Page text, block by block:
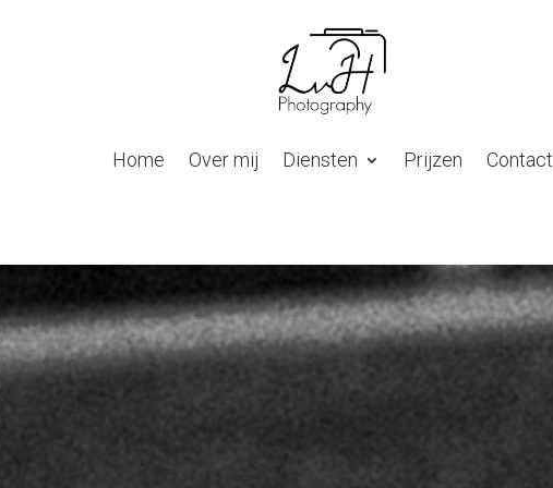
Home Over mij Diensten Prijzen Contact